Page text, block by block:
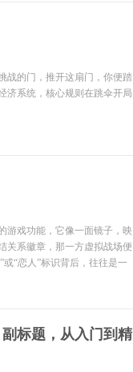
战的门，推开这扇门，你便踏
济系统，核心规则在跳伞开局
游戏功能，它像一面镜子，映
关系徽章，那一方虚拟战场便
“恋人”标识背后，往往是一
标题，从入门到精